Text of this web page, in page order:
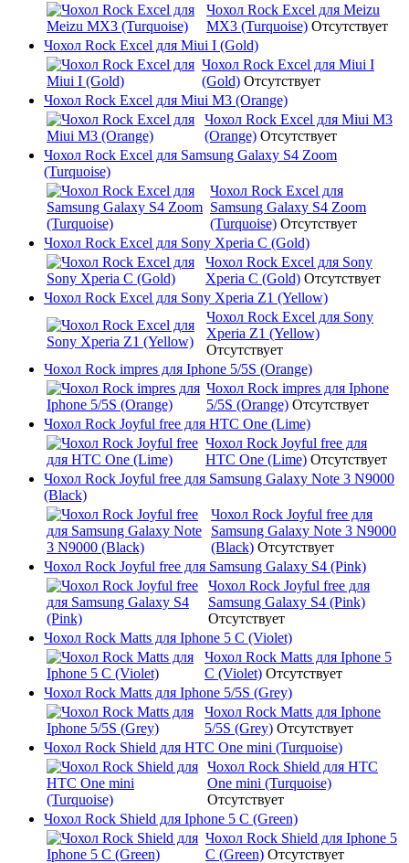
Чохол Rock Excel для Meizu
MX3 (Turquoise) Отсутствует
Чохол Rock Excel для Miui I (Gold)
Чохол Rock Excel для Miui I
(Gold) Отсутствует
Чохол Rock Excel для Miui M3 (Orange)
Чохол Rock Excel для Miui M3
(Orange) Отсутствует
Чохол Rock Excel для Samsung Galaxy S4 Zoom
(Turquoise)
Чохол Rock Excel для
Samsung Galaxy S4 Zoom
(Turquoise) Отсутствует
Чохол Rock Excel для Sony Xperia C (Gold)
Чохол Rock Excel для Sony
Xperia C (Gold) Отсутствует
Чохол Rock Excel для Sony Xperia Z1 (Yellow)
Чохол Rock Excel для Sony
Xperia Z1 (Yellow)
Отсутствует
Чохол Rock impres для Iphone 5/5S (Orange)
Чохол Rock impres для Iphone
5/5S (Orange) Отсутствует
Чохол Rock Joyful free для HTC One (Lime)
Чохол Rock Joyful free для
HTC One (Lime) Отсутствует
Чохол Rock Joyful free для Samsung Galaxy Note 3 N9000
(Black)
Чохол Rock Joyful free для
Samsung Galaxy Note 3 N9000
(Black) Отсутствует
Чохол Rock Joyful free для Samsung Galaxy S4 (Pink)
Чохол Rock Joyful free для
Samsung Galaxy S4 (Pink)
Отсутствует
Чохол Rock Matts для Iphone 5 C (Violet)
Чохол Rock Matts для Iphone 5
C (Violet) Отсутствует
Чохол Rock Matts для Iphone 5/5S (Grey)
Чохол Rock Matts для Iphone
5/5S (Grey) Отсутствует
Чохол Rock Shield для HTC One mini (Turquoise)
Чохол Rock Shield для HTC
One mini (Turquoise)
Отсутствует
Чохол Rock Shield для Iphone 5 C (Green)
Чохол Rock Shield для Iphone 5
C (Green) Отсутствует